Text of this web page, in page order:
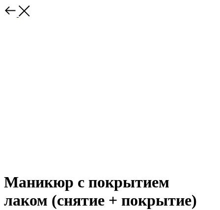
Маникюр с покрытием
лаком (снятие + покрытие)